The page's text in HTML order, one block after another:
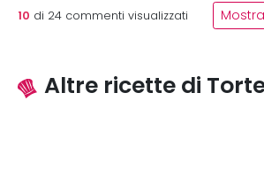
10 di 24 commenti visualizzati
Altre ricette di